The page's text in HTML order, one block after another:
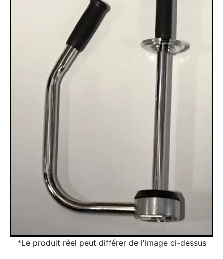
*Le produit réel peut différer de l'image ci-dessus